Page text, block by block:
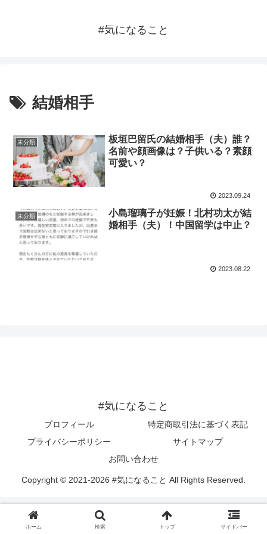
#気になること
結婚相手
未分類
板垣巴留氏の結婚相手（夫）誰？
名前や顔画像は？子供いる？素顔
可愛い？
2023.09.24
未分類
小島瑠璃子が妊娠！北村功太が結
婚相手（夫）！中国留学は中止？
2023.08.22
#気になること
プロフィール
特定商取引法に基づく表記
プライバシーポリシー
サイトマップ
お問い合わせ
Copyright © 2021-2026 #気になること All Rights Reserved.
ホーム 検索 トップ サイドバー